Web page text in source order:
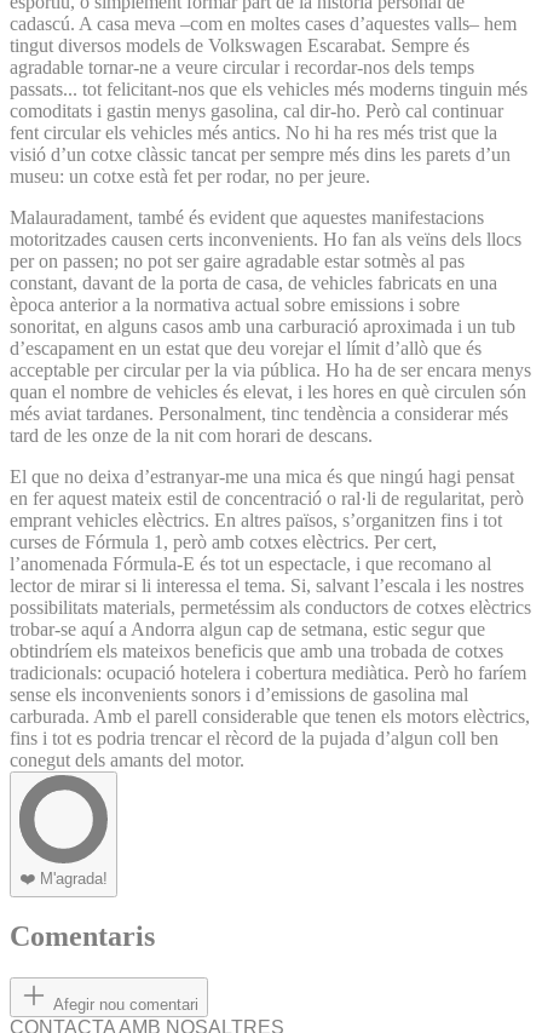
cadascú. A casa meva –com en moltes cases d’aquestes valls– hem
tingut diversos models de Volkswagen Escarabat. Sempre és
agradable tornar-ne a veure circular i recordar-nos dels temps
passats... tot felicitant-nos que els vehicles més moderns tinguin més
comoditats i gastin menys gasolina, cal dir-ho. Però cal continuar
fent circular els vehicles més antics. No hi ha res més trist que la
visió d’un cotxe clàssic tancat per sempre més dins les parets d’un
museu: un cotxe està fet per rodar, no per jeure.
Malauradament, també és evident que aquestes manifestacions
motoritzades causen certs inconvenients. Ho fan als veïns dels llocs
per on passen; no pot ser gaire agradable estar sotmès al pas
constant, davant de la porta de casa, de vehicles fabricats en una
època anterior a la normativa actual sobre emissions i sobre
sonoritat, en alguns casos amb una carburació aproximada i un tub
d’escapament en un estat que deu vorejar el límit d’allò que és
acceptable per circular per la via pública. Ho ha de ser encara menys
quan el nombre de vehicles és elevat, i les hores en què circulen són
més aviat tardanes. Personalment, tinc tendència a considerar més
tard de les onze de la nit com horari de descans.
El que no deixa d’estranyar-me una mica és que ningú hagi pensat
en fer aquest mateix estil de concentració o ral·li de regularitat, però
emprant vehicles elèctrics. En altres països, s’organitzen fins i tot
curses de Fórmula 1, però amb cotxes elèctrics. Per cert,
l’anomenada Fórmula-E és tot un espectacle, i que recomano al
lector de mirar si li interessa el tema. Si, salvant l’escala i les nostres
possibilitats materials, permetéssim als conductors de cotxes elèctrics
trobar-se aquí a Andorra algun cap de setmana, estic segur que
obtindríem els mateixos beneficis que amb una trobada de cotxes
tradicionals: ocupació hotelera i cobertura mediàtica. Però ho faríem
sense els inconvenients sonors i d’emissions de gasolina mal
carburada. Amb el parell considerable que tenen els motors elèctrics,
fins i tot es podria trencar el rècord de la pujada d’algun coll ben
conegut dels amants del motor.
❤️ M'agrada!
Comentaris
Afegir nou comentari
CONTACTA AMB NOSALTRES